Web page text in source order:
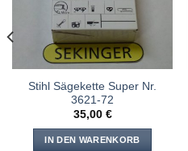
Stihl Sägekette Super Nr.
3621-72
35,00 €
IN DEN WARENKORB